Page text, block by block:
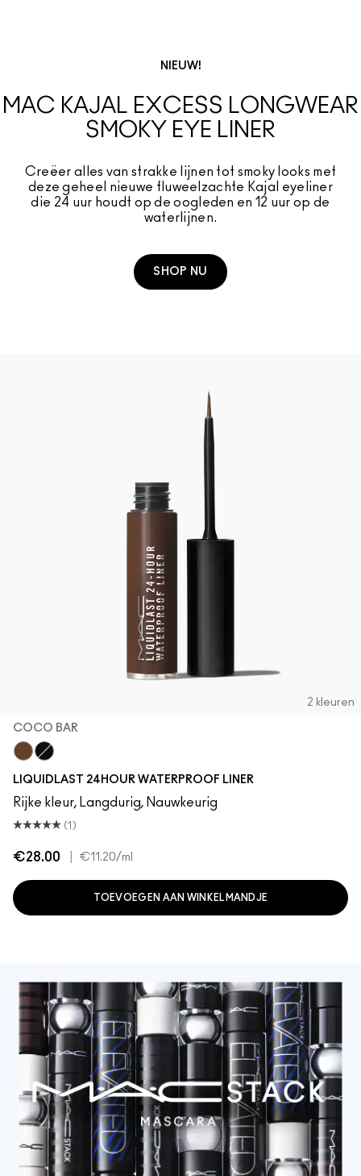
NIEUW!
MAC KAJAL EXCESS LONGWEAR
SMOKY EYE LINER​
Creëer alles van strakke lijnen tot smoky looks met
deze geheel nieuwe fluweelzachte Kajal eyeliner
die 24 uur houdt op de oogleden en 12 uur op de
waterlijnen.
SHOP NU
2 kleuren
COCO BAR
LIQUIDLAST 24HOUR WATERPROOF LINER
Rijke kleur, Langdurig, Nauwkeurig
(1)
€28.00 €11.20/ml
TOEVOEGEN AAN WINKELMANDJE